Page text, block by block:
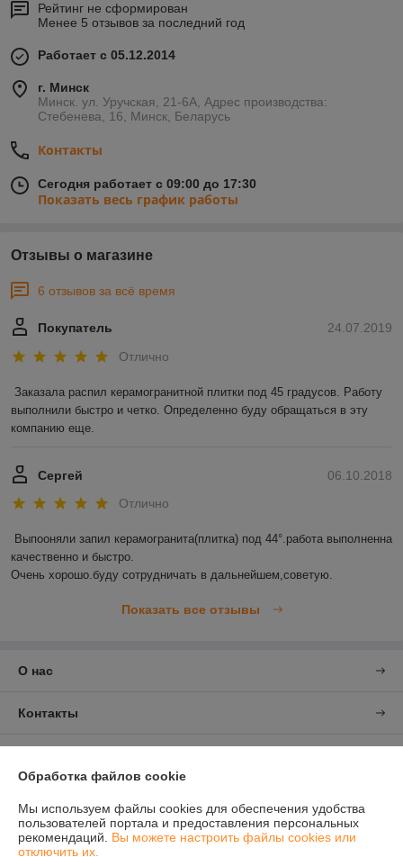
Рейтинг не сформирован
Менее 5 отзывов за последний год
Работает с 05.12.2014
г. Минск
Минск. ул. Уручская, 21-6А, Адрес производства:
Стебенева, 16, Минск, Беларусь
Контакты
Сегодня работает с 09:00 до 17:30
Показать весь график работы
Отзывы о магазине
6 отзывов за всё время
24.07.2019
Покупатель
Отлично
Заказала распил керамогранитной плитки под 45 градусов. Работу
выполнили быстро и четко. Определенно буду обращаться в эту
компанию еще.
06.10.2018
Сергей
Отлично
Выпооняли запил керамогранита(плитка) под 44°.работа выполненна
качественно и быстро.
Очень хорошо.буду сотрудничать в дальнейшем,советую.
Показать все отзывы
О нас
Контакты
Полная версия сайта
Обработка файлов cookie
Мы используем файлы cookies для обеспечения удобства
пользователей портала и предоставления персональных
рекомендаций. Вы можете настроить файлы cookies или
отключить их.